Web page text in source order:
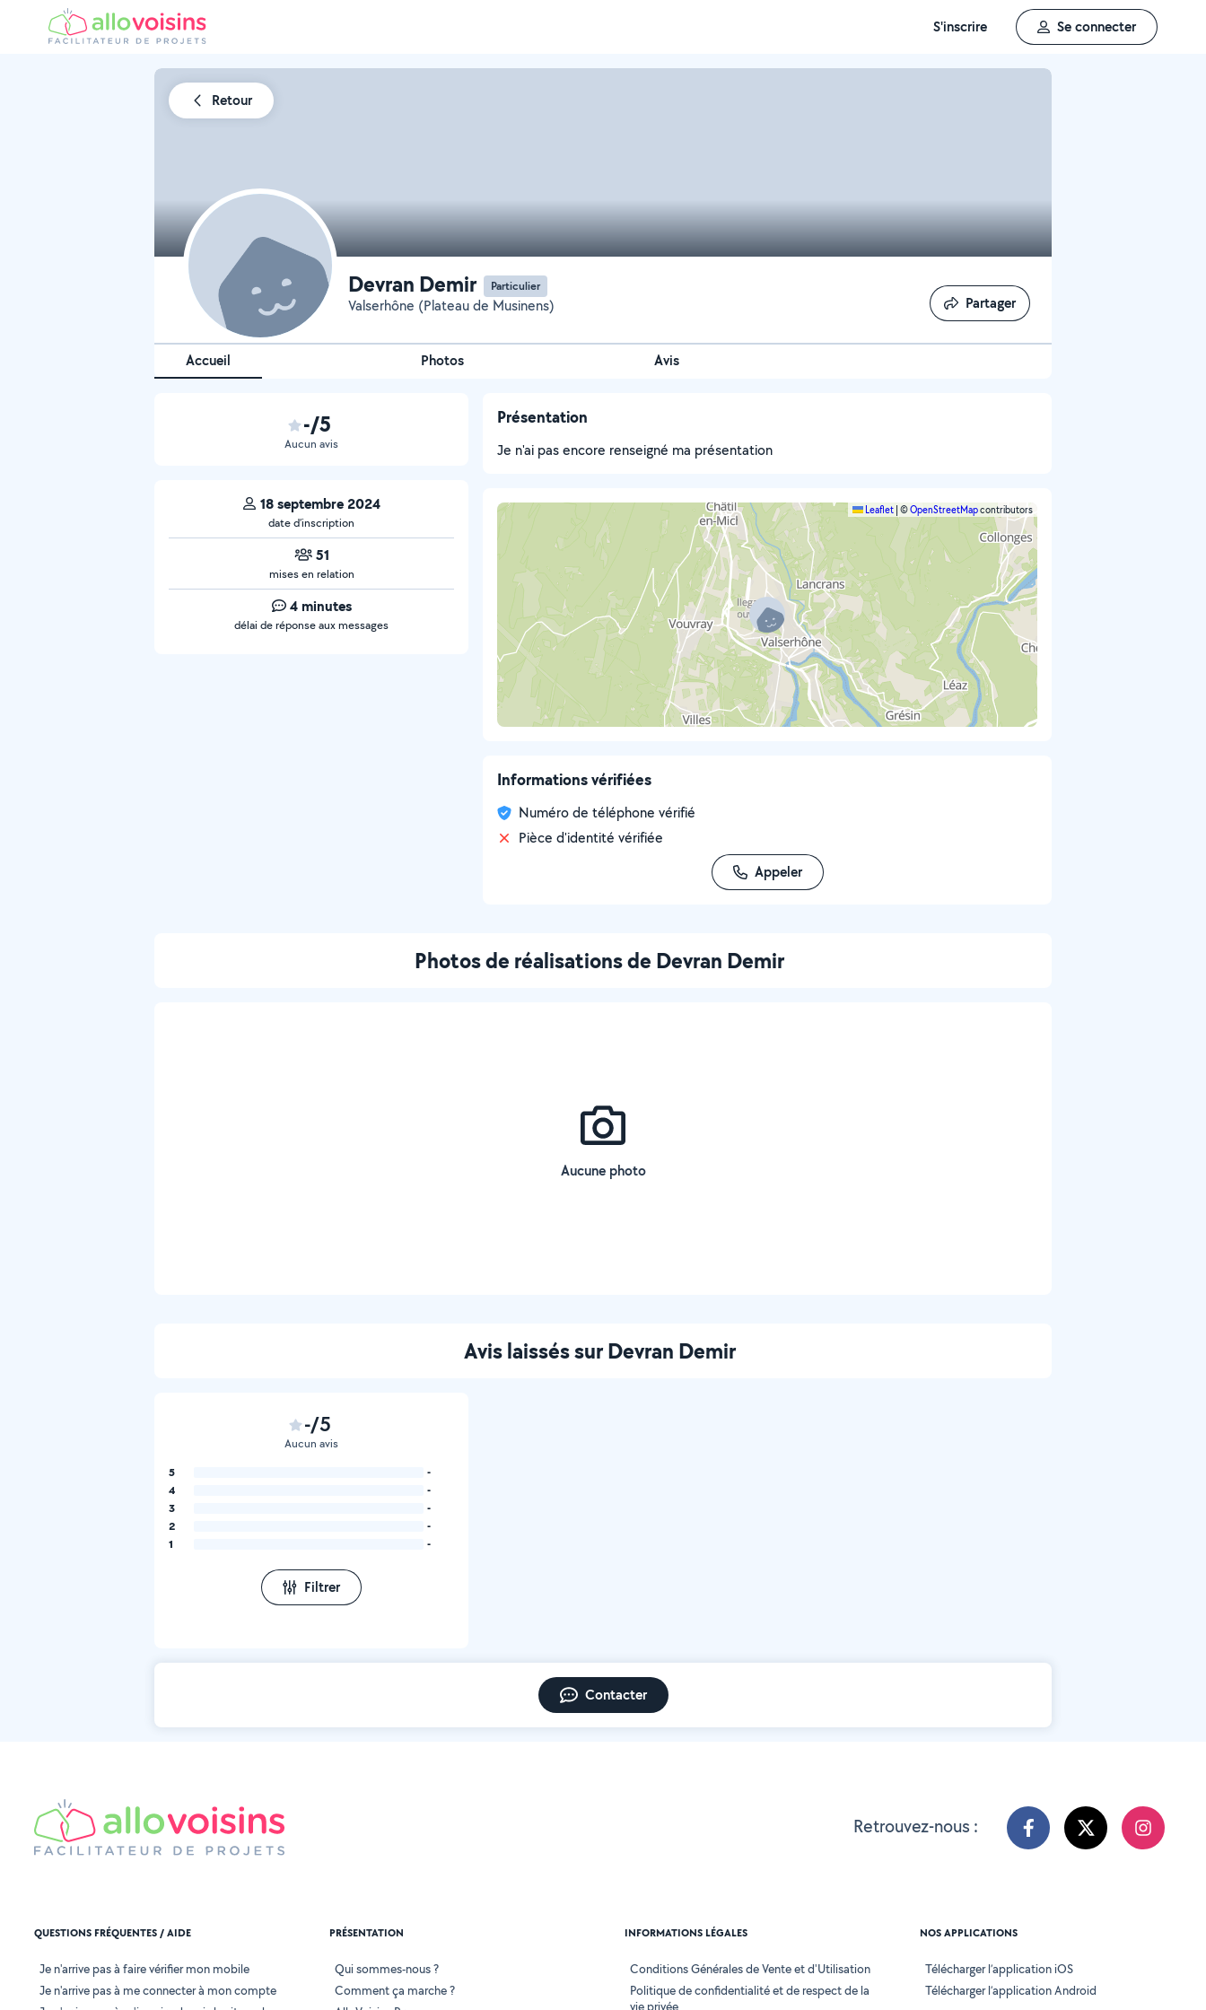
S'inscrire Se connecter
Retour
Devran Demir Particulier
Valserhône (Plateau de Musinens) Partager
Partager
Accueil Photos Avis
-/5
Aucun avis
18 septembre 2024
date d’inscription
51
mises en relation
4 minutes
délai de réponse aux messages
Présentation
Je n'ai pas encore renseigné ma présentation
Leaflet ©OpenStreetMapcontributors
Informations vérifiées
Numéro de téléphone vérifié
Pièce d'identité vérifiée
Appeler
Photos de réalisations de Devran Demir
Aucune photo
Avis laissés sur Devran Demir
-/5
Aucun avis
5
-
4
-
3
-
2
-
1
-
Filtrer
Contacter
Retrouvez-nous :
QUESTIONS FRÉQUENTES / AIDE
Je n'arrive pas à faire vérifier mon mobile
Je n'arrive pas à me connecter à mon compte
PRÉSENTATION
Qui sommes-nous ?
Comment ça marche ?
INFORMATIONS LÉGALES
Conditions Générales de Vente et d'Utilisation
Politique de confidentialité et de respect de la
vie privée
NOS APPLICATIONS
Télécharger l’application iOS
Télécharger l’application Android